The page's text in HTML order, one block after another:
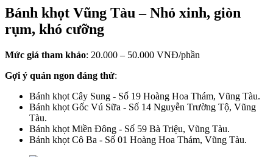
Bánh khọt Vũng Tàu – Nhỏ xinh, giòn
rụm, khó cưỡng
Mức giá tham khảo: 20.000 – 50.000 VNĐ/phần
Gợi ý quán ngon đáng thử:
Bánh khọt Cây Sung - Số 19 Hoàng Hoa Thám, Vũng Tàu.
Bánh khọt Gốc Vú Sữa - Số 14 Nguyễn Trường Tộ, Vũng
Tàu.
Bánh khọt Miền Đông - Số 59 Bà Triệu, Vũng Tàu.
Bánh khọt Cô Ba - Số 01 Hoàng Hoa Thám, Vũng Tàu.